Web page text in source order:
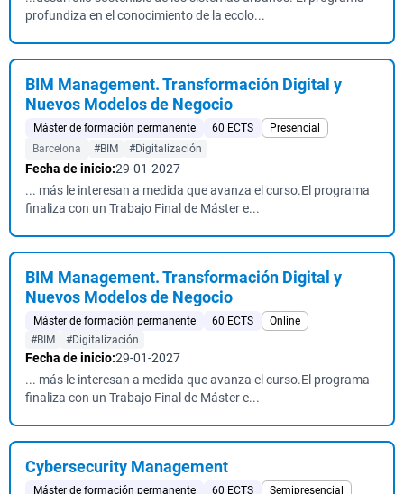
profundiza en el conocimiento de la ecolo...
BIM Management. Transformación Digital y
Nuevos Modelos de Negocio
Máster de formación permanente 60 ECTS
Presencial
Barcelona
#BIM #Digitalización
Fecha de inicio:29-01-2027
... más le interesan a medida que avanza el curso.El programa
finaliza con un Trabajo Final de Máster e...
BIM Management. Transformación Digital y
Nuevos Modelos de Negocio
Máster de formación permanente 60 ECTS
Online
#BIM
#Digitalización
Fecha de inicio:29-01-2027
... más le interesan a medida que avanza el curso.El programa
finaliza con un Trabajo Final de Máster e...
Cybersecurity Management
Máster de formación permanente 60 ECTS
Semipresencial